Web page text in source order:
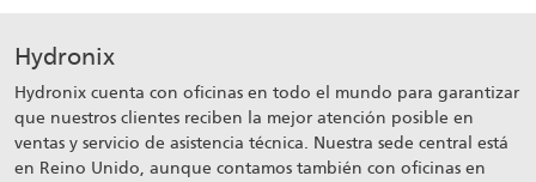
Hydronix
Hydronix cuenta con oficinas en todo el mundo para garantizar
que nuestros clientes reciben la mejor atención posible en
ventas y servicio de asistencia técnica. Nuestra sede central está
en Reino Unido, aunque contamos también con oficinas en